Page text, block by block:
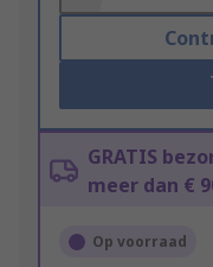
GRATIS
meer dan €
Op voorraad